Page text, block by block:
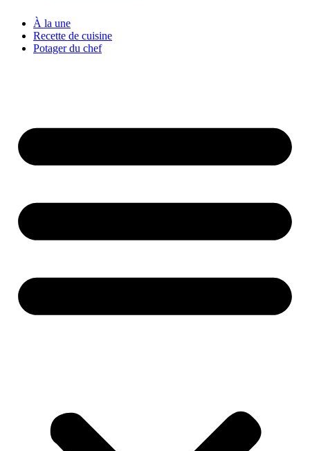
À la une
Recette de cuisine
Potager du chef